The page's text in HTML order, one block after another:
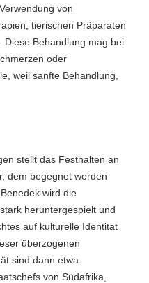
von
tierischen Präparaten
Diese Behandlung mag bei
oder
weil sanfte Behandlung,
stellt das Festhalten an
dem begegnet werden
wird die
heruntergespielt und
auf kulturelle Identität
überzogenen
sind dann etwa
von Südafrika,